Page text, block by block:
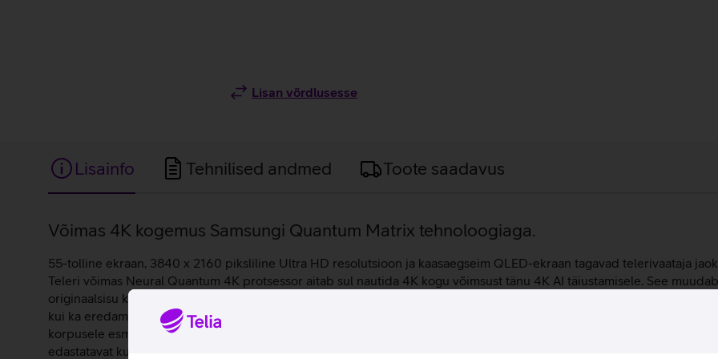
Lisan võrdlusesse
Lisainfo Tehnilised andmed Toote saadavus
Lisainfo
Võimas 4K kogemus Samsungi Quantum Matrix tehnoloogiaga.
55-tolline ekraan, 3840 x 2160 piksliline Ultra HD resolutsioon ja kaasaegseim QLED-ekraan tagavad telerivaataja
Teleri võimas Neural Quantum 4K protsessor aitab sul nautida 4K kogu võimsust tänu 4K AI täiustamisele. See
originaalsisu kvaliteedist. Quantum Matrix tehnoloogia juhib detailselt Quantum Mini LED-e. Täpse valguse
kui ka eredamates stseenides. Dolby Atmos pakub mitmemõõtmelist ruumilist heli, mis muudab kogu sisu
korpusele esmapilgul märkamatuks, minimalistlik disain sobitub iga interjööriga suurepäraselt. 55-tollise ekraaniga
edastatavat kui ka rakendustes pakutavat sisu. Teleri ekraanile on võimalik kuvada ka telefonist, arvutist kui ka